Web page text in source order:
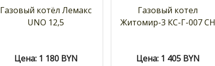
Газовый котёл Лемакс
UNO 12,5
Цена: 1 180 BYN
Газовый котел
Житомир-3 КС-Г-007 СН
Цена: 1 405 BYN